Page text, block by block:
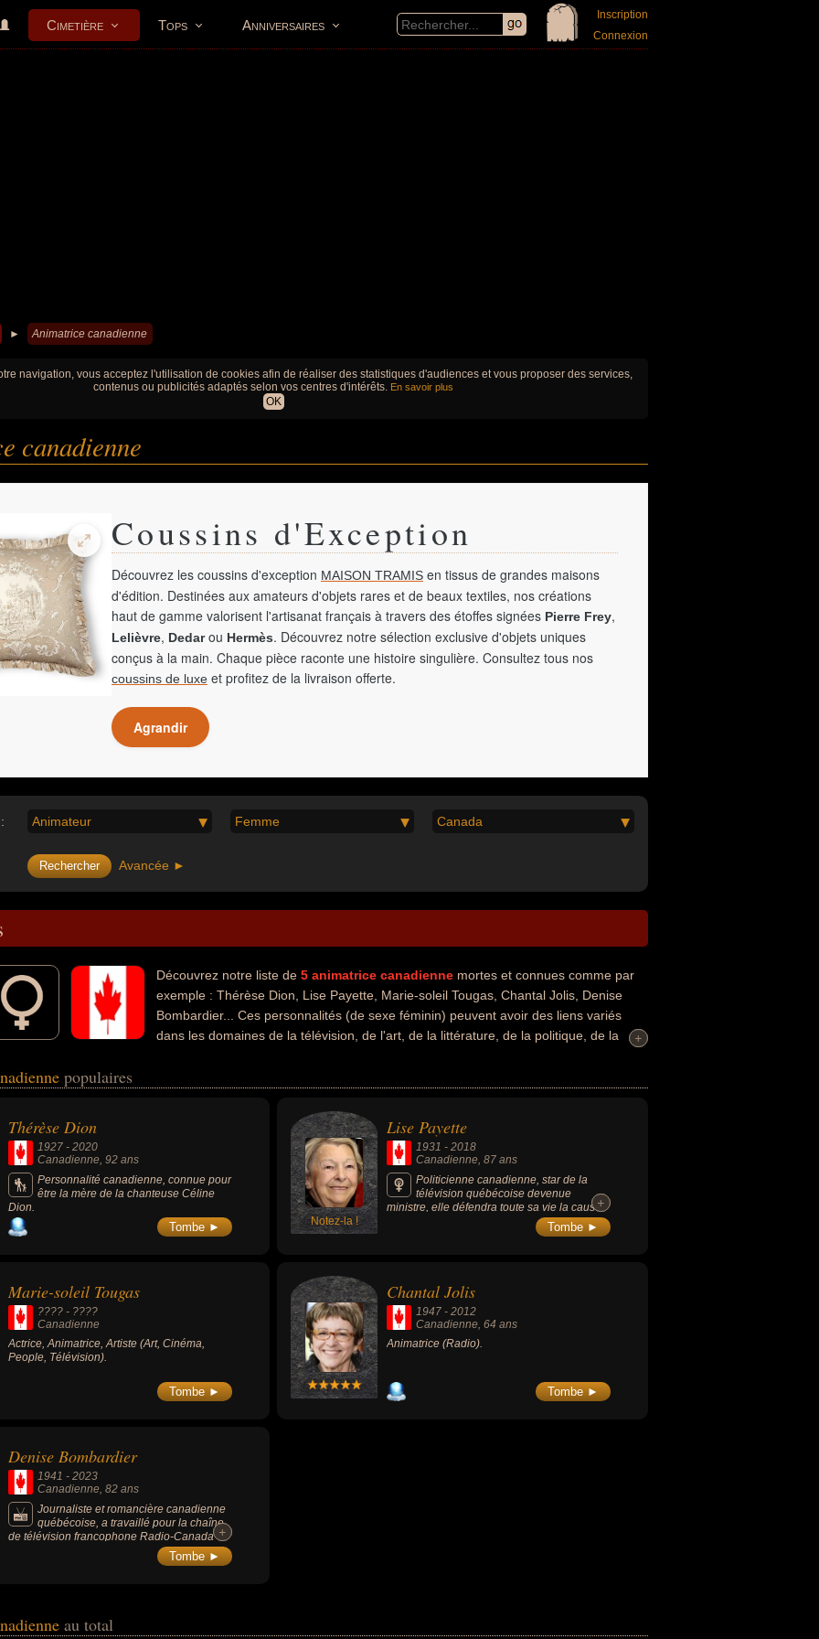
Cimetière Tops Anniversaires
Inscription
Connexion
► Animatrice canadienne
navigation, vous acceptez l'utilisation de cookies afin de réaliser des statistiques d'audiences et vous proposer des services,
contenus ou publicités adaptés selon vos centres d'intérêts. En savoir plus
OK
canadienne
Coussins d'Exception
Découvrez les coussins d'exception MAISON TRAMIS en tissus de grandes maisons
d'édition. Destinées aux amateurs d'objets rares et de beaux textiles, nos créations
haut de gamme valorisent l'artisanat français à travers des étoffes signées Pierre Frey,
Lelièvre, Dedarou Hermès. Découvrez notre sélection exclusive d'objets uniques
conçus à la main. Chaque pièce raconte une histoire singulière. Consultez tous nos
coussins de luxe et profitez de la livraison offerte.
Agrandir
Animateur Femme Canada
Avancée ►
Découvrez notre liste de 5 animatrice canadienne mortes et connues comme par
exemple : Thérèse Dion, Lise Payette, Marie-soleil Tougas, Chantal Jolis, Denise
Bombardier... Ces personnalités (de sexe féminin) peuvent avoir des liens variés
dans les domaines de la télévision, de l'art, de la littérature, de la politique, de la
de radio, artiste, auteure d'ouvrages politiques, dauphine, écrivaine, féministe, femme d'état, femme
+
+
populaires
Thérèse Dion
1927 - 2020
Canadienne, 92 ans
Personnalité canadienne, connue pour
être la mère de la chanteuse Céline
Dion.
Tombe ► Notez-la !
Lise Payette
1931 -2018
Canadienne, 87 ans
Politicienne canadienne, star de la
télévision québécoise devenue
ministre, elle défendra toute sa vie la cause
des femmes et celle de l’indépendance de
+
+
Tombe ►
Marie-soleil Tougas
???? - ????
Canadienne
Actrice, Animatrice, Artiste (Art, Cinéma,
People, Télévision).
Tombe ►
Chantal Jolis
1947 -2012
Canadienne, 64 ans
Animatrice (Radio).
Tombe ►
Denise Bombardier
1941 - 2023
Canadienne, 82 ans
Journaliste et romancière canadienne
québécoise, a travaillé pour la chaîne
de télévision francophone Radio-Canada
pendant plus de 30 ans. Elle est l’une des
premières femmes à avoir réussi à s’imposer
concernant ses activités pédophiles.
+
+
Tombe ►
au total